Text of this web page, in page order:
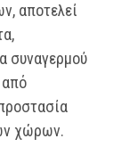
αποτελεί
συναγερμού
από
χώρων.